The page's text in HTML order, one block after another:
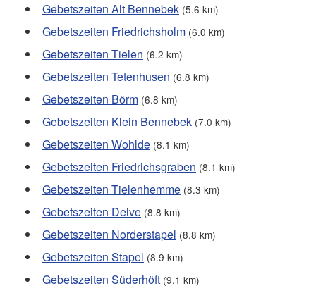
Gebetszeiten Alt Bennebek (5.6 km)
Gebetszeiten Friedrichsholm (6.0 km)
Gebetszeiten Tielen (6.2 km)
Gebetszeiten Tetenhusen (6.8 km)
Gebetszeiten Börm (6.8 km)
Gebetszeiten Klein Bennebek (7.0 km)
Gebetszeiten Wohlde (8.1 km)
Gebetszeiten Friedrichsgraben (8.1 km)
Gebetszeiten Tielenhemme (8.3 km)
Gebetszeiten Delve (8.8 km)
Gebetszeiten Norderstapel (8.8 km)
Gebetszeiten Stapel (8.9 km)
Gebetszeiten Süderhöft (9.1 km)